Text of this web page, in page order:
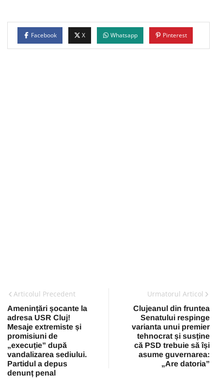
Facebook X Whatsapp Pinterest
Articolul Precedent
Amenințări șocante la
adresa USR Cluj!
Mesaje extremiste și
promisiuni de
„execuție” după
vandalizarea sediului.
Partidul a depus
denunț penal
Urmatorul Articol
Clujeanul din fruntea
Senatului respinge
varianta unui premier
tehnocrat și susține
că PSD trebuie să își
asume guvernarea:
„Are datoria”